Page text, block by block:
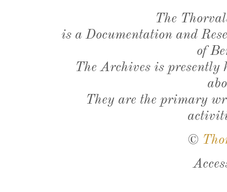
The
is a Documentation and
of
The Archives is presently
They are the primary
©